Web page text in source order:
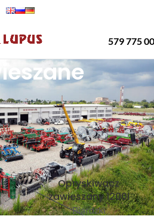
579 775
Zawieszane
4
Opryskiwacz
zawieszany 1200l
Biardzki